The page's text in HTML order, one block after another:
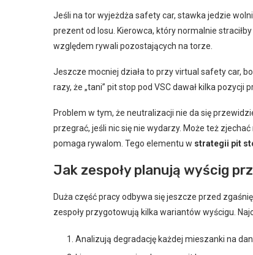
Jeśli na tor wyjeżdża safety car, stawka jedzie
prezent od losu. Kierowca, który normalnie
względem rywali pozostających na torze.
Jeszcze mocniej działa to przy virtual safety car,
razy, że „tani” pit stop pod VSC dawał kilka pozycji
Problem w tym, że neutralizacji nie da się
przegrać, jeśli nic się nie wydarzy. Może też
pomaga rywalom. Tego elementu w strategii pit
Jak zespoły planują wyścig
Duża część pracy odbywa się jeszcze przed
zespoły przygotowują kilka wariantów wyścigu.
Analizują degradację każdej mieszanki na